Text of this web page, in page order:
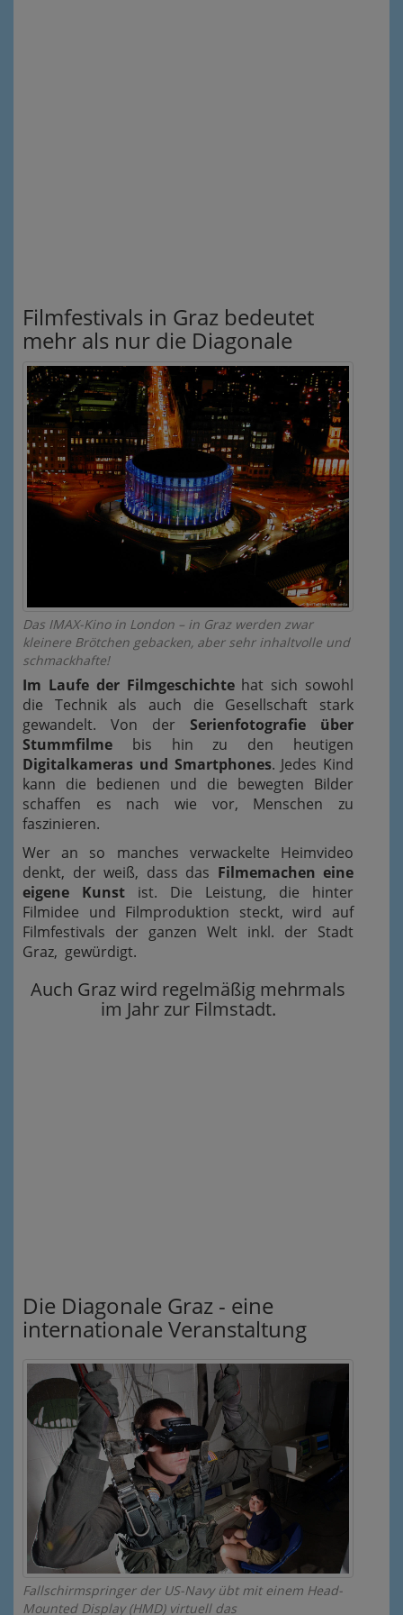
Filmfestivals in Graz bedeutet
mehr als nur die Diagonale
Das IMAX-Kino in London – in Graz werden zwar
kleinere Brötchen gebacken, aber sehr inhaltvolle und
schmackhafte!
Im Laufe der Filmgeschichtehat sich sowohl
die Technik als auch die Gesellschaft stark
gewandelt. Von der Serienfotografie über
Stummfilme bis hin zu den heutigen
Digitalkameras und Smartphones. Jedes Kind
kann die bedienen und die bewegten Bilder
schaffen es nach wie vor, Menschen zu
faszinieren.
Wer an so manches verwackelte Heimvideo
denkt, der weiß, dass das Filmemachen eine
eigene Kunst ist. Die Leistung, die hinter
Filmidee und Filmproduktion steckt, wird auf
Filmfestivals der ganzen Welt inkl. der Stadt
Graz, gewürdigt.
Auch Graz wird regelmäßig mehrmals
im Jahr zur Filmstadt.
Die Diagonale Graz - eine
internationale Veranstaltung
Fallschirmspringer der US-Navy übt mit einem Head-
Mounted Display (HMD) virtuell das